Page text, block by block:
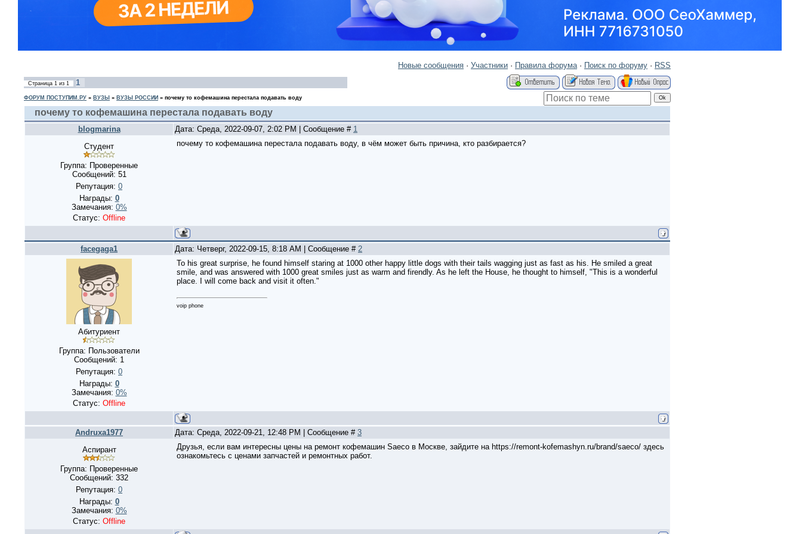
Новые сообщения · Участники · Правила форума· Поиск по форуму · RSS
Страница 1 из 1 1
ФОРУМ ПОСТУПИМ.РУ » ВУЗЫ » ВУЗЫ РОССИИ » почему то кофемашина перестала подавать воду
почему то кофемашина перестала подавать воду
blogmarina Дата: Среда, 2022-09-07, 2:02 PM | Сообщение # 1
Студент
Группа: Проверенные
Сообщений: 51
Репутация: 0
Награды: 0
Замечания: 0%
Статус: Offline
почему то кофемашина перестала подавать воду, в чём может быть причина, кто разбирается?
facegaga1 Дата: Четверг, 2022-09-15, 8:18 AM | Сообщение # 2
Абитуриент
Группа: Пользователи
Сообщений: 1
Репутация: 0
Награды: 0
Замечания: 0%
Статус: Offline
To his great surprise, he found himself staring at 1000 other happy little dogs with their tails wagging just as fast as his. He smiled a great
smile, and was answered with 1000 great smiles just as warm and firendly. As he left the House, he thought to himself, "This is a wonderful
place. I will come back and visit it often."
voip phone
Andruxa1977 Дата: Среда, 2022-09-21, 12:48 PM | Сообщение # 3
Аспирант
Группа: Проверенные
Сообщений: 332
Репутация: 0
Награды: 0
Замечания: 0%
Статус: Offline
Друзья, если вам интересны цены на ремонт кофемашин Saeco в Москве, зайдите на https://remont-kofemashyn.ru/brand/saeco/ здесь
ознакомьтесь с ценами запчастей и ремонтных работ.